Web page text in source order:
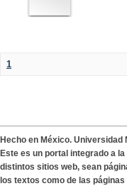
1
Hecho en México.
Este es un portal integrado a
distintos sitios web, sean
los textos como de las